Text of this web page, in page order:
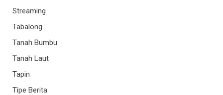
Streaming
Tabalong
Tanah Bumbu
Tanah Laut
Tapin
Tipe Berita